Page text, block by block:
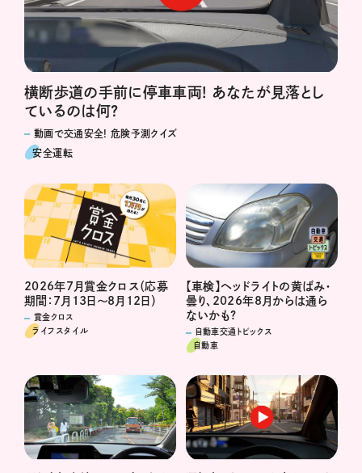
横断歩道の手前に停車車両! あなたが見落とし
ているのは何?
動画で交通安全! 危険予測クイズ
安全運転
2026年7月賞金クロス（応募
期間：7月13日～8月12日）
賞金クロス
ライフスタイル
【車検】ヘッドライトの黄ばみ・
曇り、2026年8月からは通ら
ないかも?
自動車交通トピックス
自動車